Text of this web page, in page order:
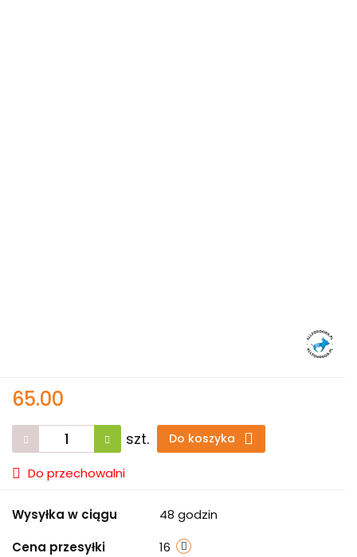
65.00
szt. Do koszyka
Do przechowalni
Wysyłka w ciągu
48 godzin
Cena przesyłki
16